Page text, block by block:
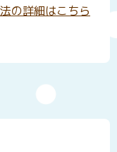
の詳細はこちら